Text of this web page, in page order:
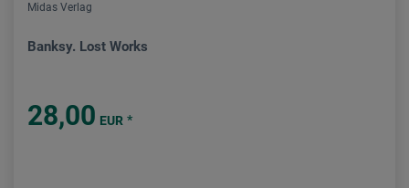
Midas Verlag
Banksy. Lost Works
28,00 EUR *